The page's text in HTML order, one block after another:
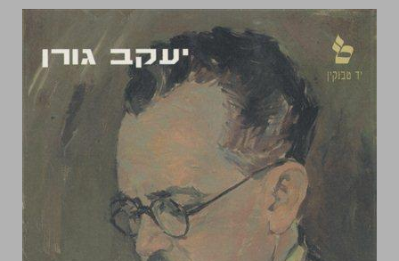
דב הוז מדינאי בטרם מדינה ... 0